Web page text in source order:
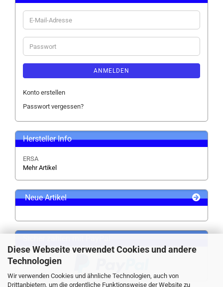
Diese Webseite verwendet Cookies und andere
Technologien
Wir verwenden Cookies und ähnliche Technologien, auch von
Drittanbietern, um die ordentliche Funktionsweise der Website zu
E-
Mail-
Adresse
Passwort
ANMELDEN
Konto erstellen
Passwort vergessen?
Hersteller Info
ERSA
Mehr Artikel
Neue Artikel